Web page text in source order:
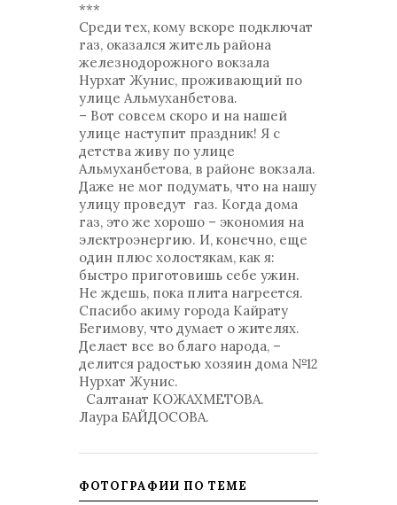
***
Среди тех, кому вскоре подключат
газ, оказался житель района
железнодорожного вокзала
Нурхат Жунис, проживающий по
улице Альмуханбетова.
– Вот совсем скоро и на нашей
улице наступит праздник! Я с
детства живу по улице
Альмуханбетова, в районе вокзала.
Даже не мог подумать, что на нашу
улицу проведут газ. Когда дома
газ, это же хорошо – экономия на
электроэнергию. И, конечно, еще
один плюс холостякам, как я:
быстро приготовишь себе ужин.
Не ждешь, пока плита нагреется.
Спасибо акиму города Кайрату
Бегимову, что думает о жителях.
Делает все во благо народа, –
делится радостью хозяин дома №12
Нурхат Жунис.
Салтанат КОЖАХМЕТОВА.
Лаура БАЙДОСОВА.
ФОТОГРАФИИ ПО ТЕМЕ